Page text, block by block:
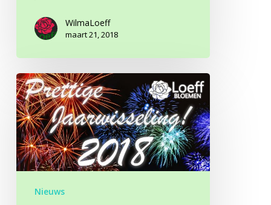
WilmaLoeff
maart 21, 2018
Prettige
Jaarwisseling!
Nieuws